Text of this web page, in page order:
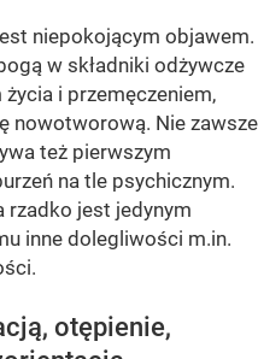
niepokojącym objawem.
w składniki odżywcze
i przemęczeniem,
nowotworową. Nie zawsze
też pierwszym
na tle psychicznym.
rzadko jest jedynym
inne dolegliwości m.in.
otępienie,